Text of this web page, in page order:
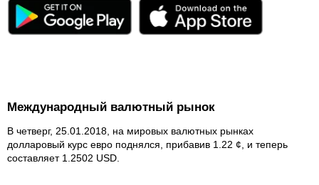
Международный валютный рынок
В четверг, 25.01.2018, на мировых валютных рынках
долларовый курс евро поднялся, прибавив 1.22 ¢, и теперь
составляет 1.2502 USD.